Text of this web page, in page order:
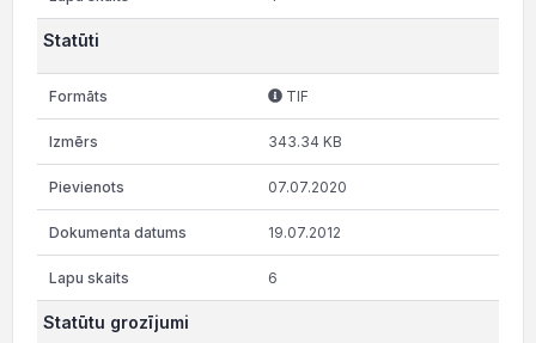
Statūti
TIF
343.34 KB
07.07.2020
19.07.2012
6
Statūtu grozījumi